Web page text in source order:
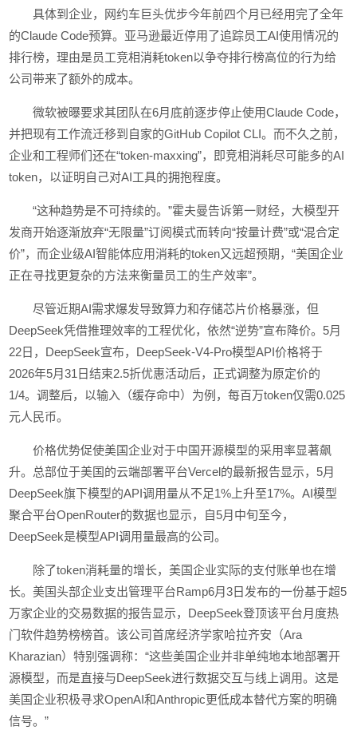
具体到企业，网约车巨头优步今年前四个月已经用完了全年
的Claude Code预算。亚马逊最近停用了追踪员工AI使用情况的
排行榜，理由是员工竞相消耗token以争夺排行榜高位的行为给
公司带来了额外的成本。
微软被曝要求其团队在6月底前逐步停止使用Claude Code，
并把现有工作流迁移到自家的GitHub Copilot CLI。而不久之前，
企业和工程师们还在“token-maxxing”，即竞相消耗尽可能多的AI
token，以证明自己对AI工具的拥抱程度。
“这种趋势是不可持续的。”霍夫曼告诉第一财经，大模型开
发商开始逐渐放弃“无限量”订阅模式而转向“按量计费”或“混合定
价”，而企业级AI智能体应用消耗的token又远超预期，“美国企业
正在寻找更复杂的方法来衡量员工的生产效率”。
尽管近期AI需求爆发导致算力和存储芯片价格暴涨，但
DeepSeek凭借推理效率的工程优化，依然“逆势”宣布降价。5月
22日，DeepSeek宣布，DeepSeek-V4-Pro模型API价格将于
2026年5月31日结束2.5折优惠活动后，正式调整为原定价的
1/4。调整后，以输入（缓存命中）为例，每百万token仅需0.025
元人民币。
价格优势促使美国企业对于中国开源模型的采用率显著飙
升。总部位于美国的云端部署平台Vercel的最新报告显示，5月
DeepSeek旗下模型的API调用量从不足1%上升至17%。AI模型
聚合平台OpenRouter的数据也显示，自5月中旬至今，
DeepSeek是模型API调用量最高的公司。
除了token消耗量的增长，美国企业实际的支付账单也在增
长。美国头部企业支出管理平台Ramp6月3日发布的一份基于超5
万家企业的交易数据的报告显示，DeepSeek登顶该平台月度热
门软件趋势榜榜首。该公司首席经济学家哈拉齐安（Ara
Kharazian）特别强调称：“这些美国企业并非单纯地本地部署开
源模型，而是直接与DeepSeek进行数据交互与线上调用。这是
美国企业积极寻求OpenAI和Anthropic更低成本替代方案的明确
信号。”